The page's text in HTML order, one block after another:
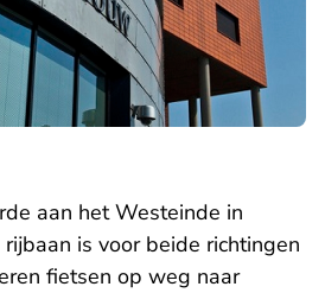
aan het Westeinde in
is voor beide richtingen
fietsen op weg naar